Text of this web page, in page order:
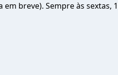
breve). Sempre às sextas,